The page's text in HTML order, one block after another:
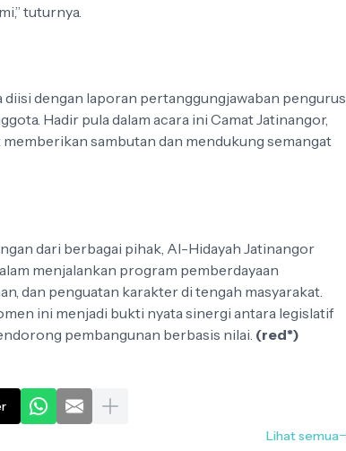
tuturnya.
diisi dengan laporan pertanggungjawaban pengurus
Hadir pula dalam acara ini Camat Jatinangor,
sambutan dan mendukung semangat
dari berbagai pihak, Al-Hidayah Jatinangor
menjalankan program pemberdayaan
dan penguatan karakter di tengah masyarakat.
ini menjadi bukti nyata sinergi antara legislatif
pembangunan berbasis nilai. (red*)
Lihat semua